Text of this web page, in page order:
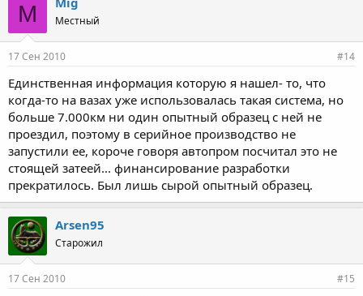
M Местный
17 Сен 2010 #14
Единственная информация которую я нашел- то, что
когда-то на вазах уже использовалась такая система, но
больше 7.000км ни один опытный образец с ней не
проездил, поэтому в серийное производство не
запустили ее, короче говоря автопром посчитал это не
стоящей затеей... финансирование разработки
прекратилось. Был лишь сырой опытный образец.
Arsen95
Старожил
17 Сен 2010 #15